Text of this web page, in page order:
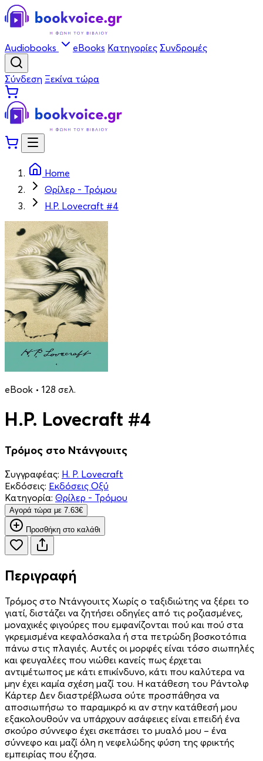
Audiobooks eBooks Κατηγορίες Συνδρομές
Σύνδεση Ξεκίνα τώρα
Home
Θρίλερ - Τρόμου
H.P. Lovecraft #4
eBook • 128 σελ.
H.P. Lovecraft #4
Τρόμος στο Ντάνγουιτς
Συγγραφέας: H. P. Lovecraft
Εκδόσεις: Εκδόσεις Οξύ
Κατηγορία: Θρίλερ - Τρόμου
Aγορά τώρα με 7.63€
Προσθήκη στο καλάθι
Περιγραφή
Τρόμος στο Ντάνγουιτς Χωρίς ο ταξιδιώτης να ξέρει το
γιατί, διστάζει να ζητήσει οδηγίες από τις ροζιασμένες,
μοναχικές φιγούρες που εμφανίζονται πού και πού στα
γκρεμισμένα κεφαλόσκαλα ή στα πετρώδη βοσκοτόπια
πάνω στις πλαγιές. Αυτές οι μορφές είναι τόσο σιωπηλές
και φευγαλέες που νιώθει κανείς πως έρχεται
αντιμέτωπος με κάτι επικίνδυνο, κάτι που καλύτερα να
μην έχει καμία σχέση μαζί του. Η κατάθεση του Ράντολφ
Κάρτερ Δεν διαστρέβλωσα ούτε προσπάθησα να
αποσιωπήσω το παραμικρό κι αν στην κατάθεσή μου
εξακολουθούν να υπάρχουν ασάφειες είναι επειδή ένα
σκούρο σύννεφο έχει σκεπάσει το μυαλό μου – ένα
σύννεφο και μαζί όλη η νεφελώδης φύση της φρικτής
εμπειρίας που έζησα.